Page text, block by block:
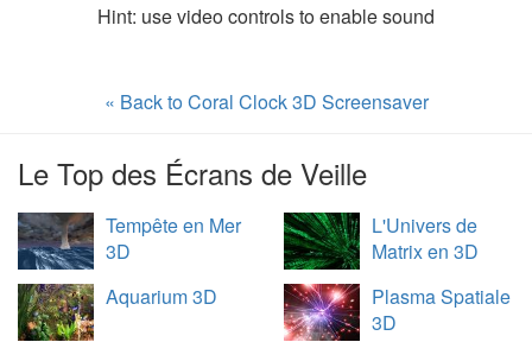
Hint: use video controls to enable sound
« Back to Coral Clock 3D Screensaver
Le Top des Écrans de Veille
Tempête en Mer
3D
L'Univers de
Matrix en 3D
Aquarium 3D
Plasma Spatiale
3D